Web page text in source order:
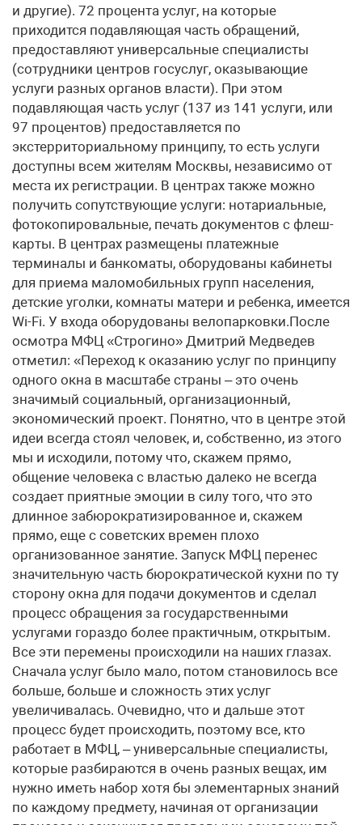
и другие). 72 процента услуг, на которые
приходится подавляющая часть обращений,
предоставляют универсальные специалисты
(сотрудники центров госуслуг, оказывающие
услуги разных органов власти). При этом
подавляющая часть услуг (137 из 141 услуги, или
97 процентов) предоставляется по
экстерриториальному принципу, то есть услуги
доступны всем жителям Москвы, независимо от
места их регистрации. В центрах также можно
получить сопутствующие услуги: нотариальные,
фотокопировальные, печать документов с флеш-
карты. В центрах размещены платежные
терминалы и банкоматы, оборудованы кабинеты
для приема маломобильных групп населения,
детские уголки, комнаты матери и ребенка, имеется
Wi-Fi. У входа оборудованы велопарковки.После
осмотра МФЦ «Строгино» Дмитрий Медведев
отметил: «Переход к оказанию услуг по принципу
одного окна в масштабе страны – это очень
значимый социальный, организационный,
экономический проект. Понятно, что в центре этой
идеи всегда стоял человек, и, собственно, из этого
мы и исходили, потому что, скажем прямо,
общение человека с властью далеко не всегда
создает приятные эмоции в силу того, что это
длинное забюрократизированное и, скажем
прямо, еще с советских времен плохо
организованное занятие. Запуск МФЦ перенес
значительную часть бюрократической кухни по ту
сторону окна для подачи документов и сделал
процесс обращения за государственными
услугами гораздо более практичным, открытым.
Все эти перемены происходили на наших глазах.
Сначала услуг было мало, потом становилось все
больше, больше и сложность этих услуг
увеличивалась. Очевидно, что и дальше этот
процесс будет происходить, поэтому все, кто
работает в МФЦ, – универсальные специалисты,
которые разбираются в очень разных вещах, им
нужно иметь набор хотя бы элементарных знаний
по каждому предмету, начиная от организации